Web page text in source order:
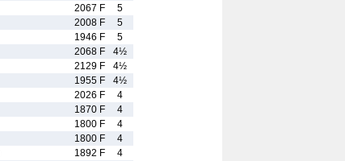
2067 F
5
2008 F
5
1946 F
5
2068 F
4½
2129 F
4½
1955 F
4½
2026 F
4
1870 F
4
1800 F
4
1800 F
4
1892 F
4